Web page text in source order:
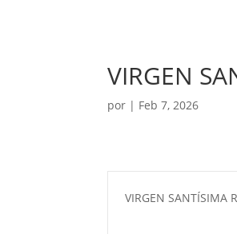
VIRGEN
por | Feb 7, 2026
VIRGEN SANTÍSIMA